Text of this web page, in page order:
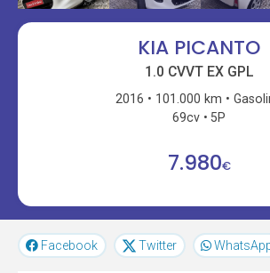
KIA PICANTO
1.0 CVVT EX GPL
2016 101.000 km
69cv
5P
7.980€
Facebook Twitter